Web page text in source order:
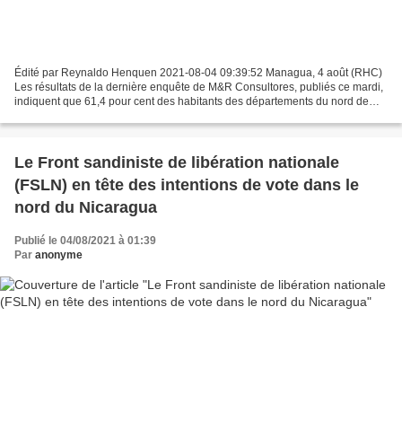
Édité par Reynaldo Henquen 2021-08-04 09:39:52 Managua, 4 août (RHC)
Les résultats de la dernière enquête de M&R Consultores, publiés ce mardi,
indiquent que 61,4 pour cent des habitants des départements du nord de
Le Front sandiniste de libération nationale
(FSLN) en tête des intentions de vote dans le
nord du Nicaragua
Publié le 04/08/2021 à 01:39
Par anonyme